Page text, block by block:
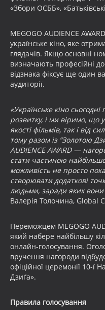
«Збори ОСББ»,
MEGOGO AUDIENCE
українське кіно, яке
глядачів. Якщо основні
визначають професійні
відзнака фіксує ще один
аудиторії.
«Українське кіно
розвитку, і ми віримо, що
якості фільмів, так і від
тому разом із “Золотою
AUDIENCE AWARD —
стати частиною
можливість не просто
створювати додаткові
людьми, заради яких
Валерія Толочина, Global
Переможцем MEGOGO
який набере найбільшу
онлайн-голосування.
вручення нагороди
офіційної церемонії 10-ї
Дзиґа».
Правила голосування